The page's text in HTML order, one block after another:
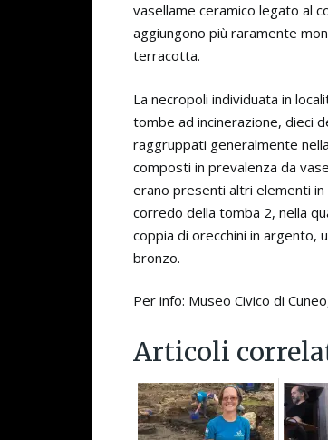
vasellame ceramico legato al
aggiungono più raramente
terracotta.
La necropoli individuata in
tombe ad incinerazione, dieci
raggruppati generalmente
composti in prevalenza da
erano presenti altri elementi
corredo della tomba 2, nella
coppia di orecchini in argento,
bronzo.
Per info: Museo Civico di
Articoli